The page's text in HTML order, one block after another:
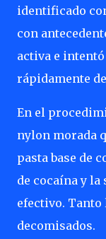
identificado
con
activa e
rápidamente
En el
nylon morada
pasta base de
de cocaína y la
efectivo.
decomisados.